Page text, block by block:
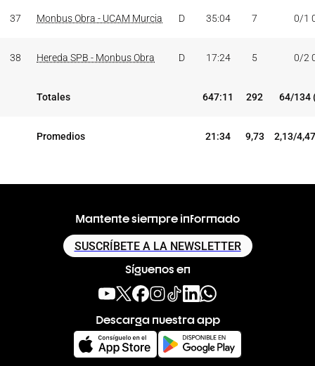
37 Monbus Obra - UCAM Murcia D 35:04 7 0/1
38 Hereda SPB - Monbus Obra D 17:24 5 0/2
Totales 647:11 292 64/134
Promedios 21:34 9,73 2,13/
Mantente siempre informado
SUSCRÍBETE A LA NEWSLETTER
Síguenos en
Descarga nuestra app